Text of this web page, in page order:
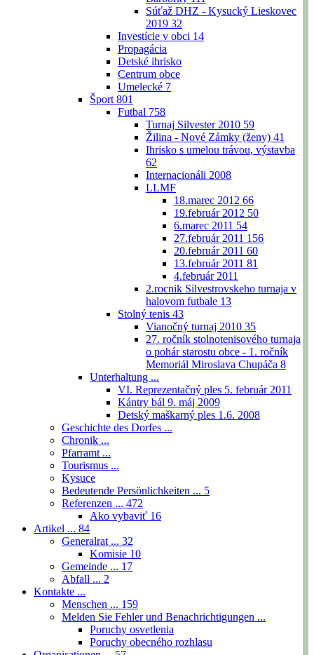
Súťaž DHZ - Kysucký Lieskovec
2019 32
Investície v obci 14
Propagácia
Detské ihrisko
Centrum obce
Umelecké 7
Šport 801
Futbal 758
Turnaj Silvester 2010 59
Žilina - Nové Zámky (ženy) 41
Ihrisko s umelou trávou, výstavba
62
Internacionáli 2008
LLMF
18.marec 2012 66
19.február 2012 50
6.marec 2011 54
27.február 2011 156
20.február 2011 60
13.február 2011 81
4.február 2011
2.rocnik Silvestrovskeho turnaja v
halovom futbale 13
Stolný tenis 43
Vianočný turnaj 2010 35
27. ročník stolnotenisového turnaja
o pohár starostu obce - 1. ročník
Memoriál Miroslava Chupáča 8
Unterhaltung ...
VI. Reprezentačný ples 5. február 2011
Kántry bál 9. máj 2009
Detský maškarný ples 1.6. 2008
Geschichte des Dorfes ...
Chronik ...
Pfarramt ...
Tourismus ...
Kysuce
Bedeutende Persönlichkeiten ... 5
Referenzen ... 472
Ako vybaviť 16
Artikel ... 84
Generalrat ... 32
Komisie 10
Gemeinde ... 17
Abfall ... 2
Kontakte ...
Menschen ... 159
Melden Sie Fehler und Benachrichtigungen ...
Poruchy osvetlenia
Poruchy obecného rozhlasu